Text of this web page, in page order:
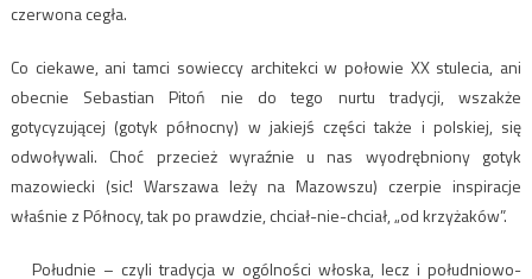
czerwona cegła.
Co ciekawe, ani tamci sowieccy architekci w połowie XX stulecia, ani
obecnie Sebastian Pitoń nie do tego nurtu tradycji, wszakże
gotycyzującej (gotyk północny) w jakiejś części także i polskiej, się
odwoływali. Choć przecież wyraźnie u nas wyodrębniony gotyk
mazowiecki (sic! Warszawa leży na Mazowszu) czerpie inspiracje
właśnie z Północy, tak po prawdzie, chciał-nie-chciał, „od krzyżaków”.
Południe – czyli tradycja w ogólności włoska, lecz i południowo-